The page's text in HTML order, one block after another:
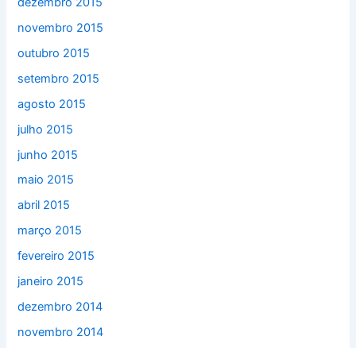
novembro 2015
outubro 2015
setembro 2015
agosto 2015
julho 2015
junho 2015
maio 2015
abril 2015
março 2015
fevereiro 2015
janeiro 2015
dezembro 2014
novembro 2014